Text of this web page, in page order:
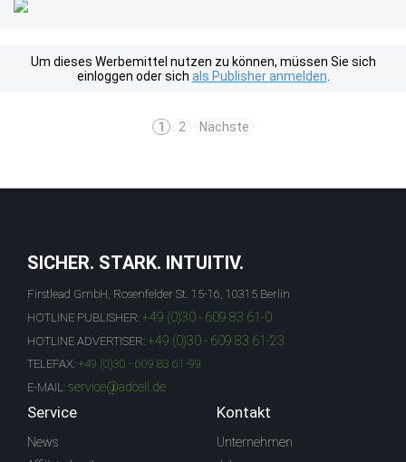
Um dieses Werbemittel nutzen zu können, müssen Sie sich
einloggen oder sich als Publisher anmelden
1 2 Nächste
SICHER. STARK. INTUITIV.
Firstlead GmbH, Rosenfelder St. 15-16, 10315 Berlin
HOTLINE PUBLISHER: +49 (0)30 - 609 83 61-0
HOTLINE ADVERTISER: +49 (0)30 - 609 83 61-23
TELEFAX: +49 (0)30 - 609 83 61-99
E-MAIL: service@adcell.de
Service
News
Kontakt
Unternehmen